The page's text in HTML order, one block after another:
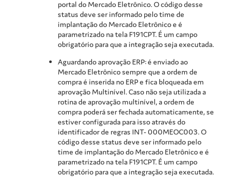
portal do Mercado Eletrônico. O código desse
status deve ser informado pelo time de
implantação do Mercado Eletrônico e é
parametrizado na tela F191CPT. É um campo
obrigatório para que a integração seja executada.
Aguardando aprovação ERP: é enviado ao
Mercado Eletrônico sempre que a ordem de
compra é inserida no ERP e fica bloqueada em
aprovação Multinível. Caso não seja utilizada a
rotina de aprovação multinível, a ordem de
compra poderá ser fechada automaticamente, se
estiver configurada para isso através do
identificador de regras INT- 000MEOC003. O
código desse status deve ser informado pelo
time de implantação do Mercado Eletrônico e é
parametrizado na tela F191CPT. É um campo
obrigatório para que a integração seja executada.